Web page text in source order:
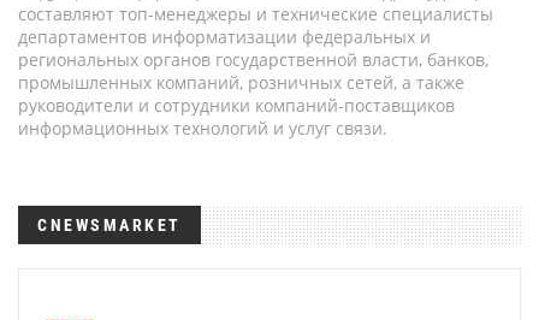
составляют топ-менеджеры и технические специалисты
департаментов информатизации федеральных и
региональных органов государственной власти, банков,
промышленных компаний, розничных сетей, а также
руководители и сотрудники компаний-поставщиков
информационных технологий и услуг связи.
CNEWSMARKET